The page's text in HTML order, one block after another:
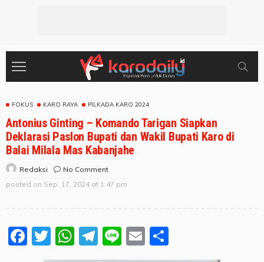
FOKUS KARO RAYA PILKADA KARO 2024
Antonius Ginting – Komando Tarigan Siapkan
Deklarasi Paslon Bupati dan Wakil Bupati Karo di
Balai Milala Mas Kabanjahe
Redaksi
No Comment
posted on Sep. 17, 2024 at 1:47 pm
Facebook
Twitter
WhatsApp
Telegram
LineEmail